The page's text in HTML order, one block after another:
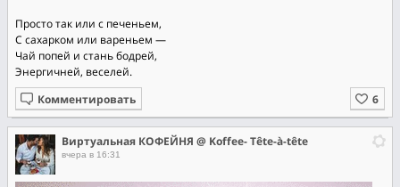
Просто так или с печеньем,
С сахарком или вареньем —
Чай попей и стань бодрей,
Энергичней, веселей.
Комментировать
Виртуальная КОФЕЙНЯ @ Koffee- Tête-à-tête
вчера в 16:31